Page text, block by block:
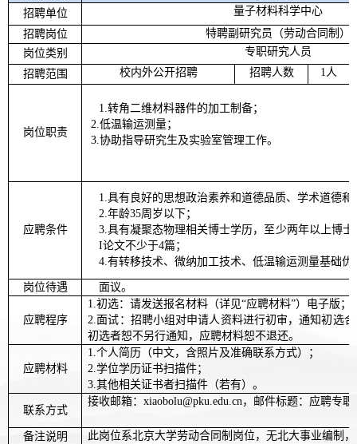
招聘单位
量子材料科学中心
招聘岗位
特聘副研究员（劳动合同制）
岗位类别
专职研究人员
招聘范围
校内外公开招聘 招聘人数 1人
岗位职责
1.转角二维材料器件的加工制备；
2.低温输运测量；
3.协助指导研究生及实验室管理工作。
应聘条件
1.具有良好的思想政治素养和道德品质、学术道德和
2.年龄35周岁以下；
3.具有凝聚态物理相关博士学历，至少两年以上博士
I论文不少于4篇；
4.有转移技术、微纳加工技术、低温输运测量基础优
岗位待遇 面议。
应聘程序
1.初选：请发送报名材料（详见“应聘材料”）电子版；
2.面试：招聘小组对申请人资料进行初审，通知初选
初选者恕不另行通知，应聘材料恕不退还。
应聘材料
1.个人简历（中文，含照片及准确联系方式）；
2.学位学历证书扫描件；
3.其他相关证书者扫描件（若有）。
联系方式
接收邮箱：xiaobolu@pku.edu.cn，邮件标题：应聘专
备注说明
此岗位系北京大学劳动合同制岗位，无北大事业编制